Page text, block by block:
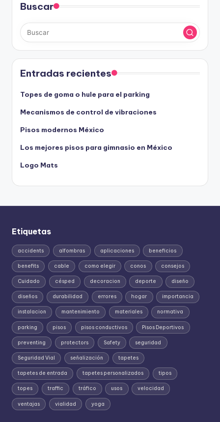
Buscar
Entradas recientes
Topes de goma o hule para el parking
Mecanismos de control de vibraciones
Pisos modernos México
Los mejores pisos para gimnasio en México
Logo Mats
Etiquetas
accidents alfombras aplicaciones beneficios
benefits cable como elegir conos consejos
Cuidado césped decoracion deporte diseño
diseños durabilidad errores hogar importancia
instalacion mantenimiento materiales normativa
parking pisos pisos conductivos Pisos Deportivos
preventing protectors Safety seguridad
Seguridad Vial señalización tapetes
tapetes de entrada tapetes personalizados tipos
topes traffic tráfico usos velocidad
ventajas vialidad yoga